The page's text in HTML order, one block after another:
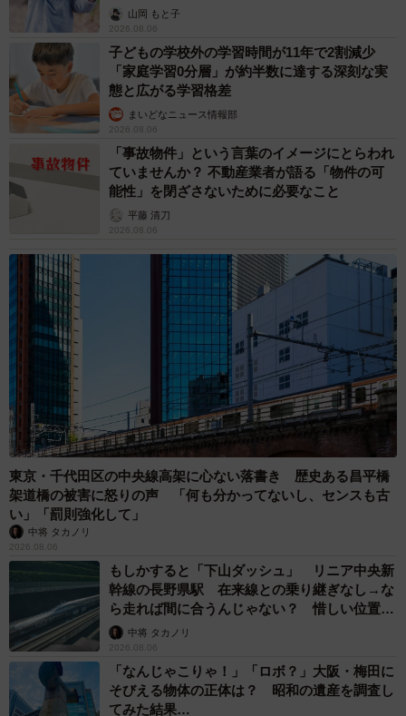
出し…山岡 もと子
2026.08.06
子どもの学校外の学習時間が11年で2割減少
「家庭学習0分層」が約半数に達する深刻な実
態と広がる学習格差
まいどなニュース情報部
2026.08.06
「事故物件」という言葉のイメージにとらわれ
ていませんか？ 不動産業者が語る「物件の可
能性」を閉ざさないために必要なこと
平藤 清刀
2026.08.06
東京・千代田区の中央線高架に心ない落書き 歴史ある昌平橋
架道橋の被害に怒りの声 「何も分かってないし、センスも古
い」「罰則強化して」
中将 タカノリ
2026.08.06
もしかすると「下山ダッシュ」 リニア中央新
幹線の長野県駅 在来線との乗り継ぎなし→な
ら走れば間に合うんじゃない？ 惜しい位置関
係が反響
中将 タカノリ
2026.08.06
「なんじゃこりゃ！」「ロボ？」大阪・梅田に
そびえる物体の正体は？ 昭和の遺産を調査し
てみた結果…